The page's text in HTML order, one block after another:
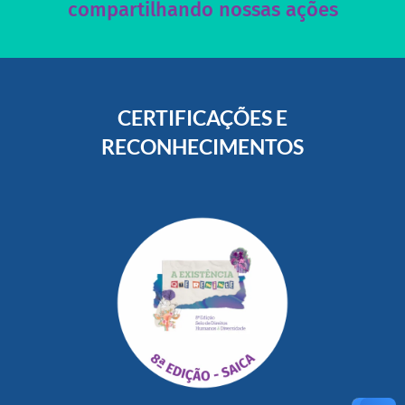
compartilhando nossas ações
CERTIFICAÇÕES E
RECONHECIMENTOS